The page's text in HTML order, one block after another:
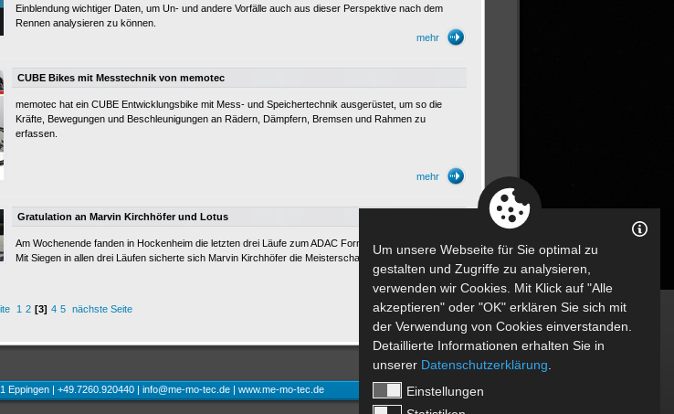
Einblendung wichtiger Daten, um Un- und andere Vorfälle auch aus dieser Perspektive nach dem
Rennen analysieren zu können.
mehr
CUBE Bikes mit Messtechnik von memotec
memotec hat ein CUBE Entwicklungsbike mit Mess- und Speichertechnik ausgerüstet, um so die
Kräfte, Bewegungen und Beschleunigungen an Rädern, Dämpfern, Bremsen und Rahmen zu
erfassen.
mehr
Gratulation an Marvin Kirchhöfer und Lotus
Am Wochenende fanden in Hockenheim die letzten drei Läufe zum ADAC Formel Masters 2012 statt.
Mit Siegen in allen drei Läufen sicherte sich Marvin Kirchhöfer die Meisterschaft vor Gustav Malja.
mehr
1 2 [3] 4 5 nächste Seite
Eppingen | +49.7260.920440 | info@me-mo-tec.de | www.me-mo-tec.de
Um unsere Webseite für Sie optimal zu
gestalten und Zugriffe zu analysieren,
verwenden wir Cookies. Mit Klick auf "Alle
akzeptieren" oder "OK" erklären Sie sich mit
der Verwendung von Cookies einverstanden.
Detaillierte Informationen erhalten Sie in
unserer Datenschutzerklärung
Einstellungen